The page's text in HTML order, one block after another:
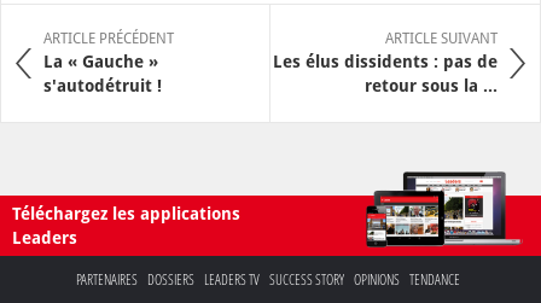
ARTICLE PRÉCÉDENT
La « Gauche »
s'autodétruit !
ARTICLE SUIVANT
Les élus dissidents : pas de
retour sous la ...
Téléchargez les applications
Leaders
PARTENAIRES DOSSIERS LEADERS TV SUCCESS STORY OPINIONS TENDANCE